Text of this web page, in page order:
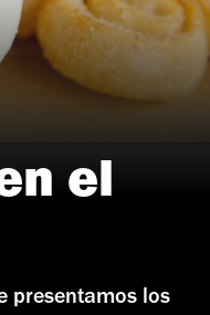
el
presentamos los